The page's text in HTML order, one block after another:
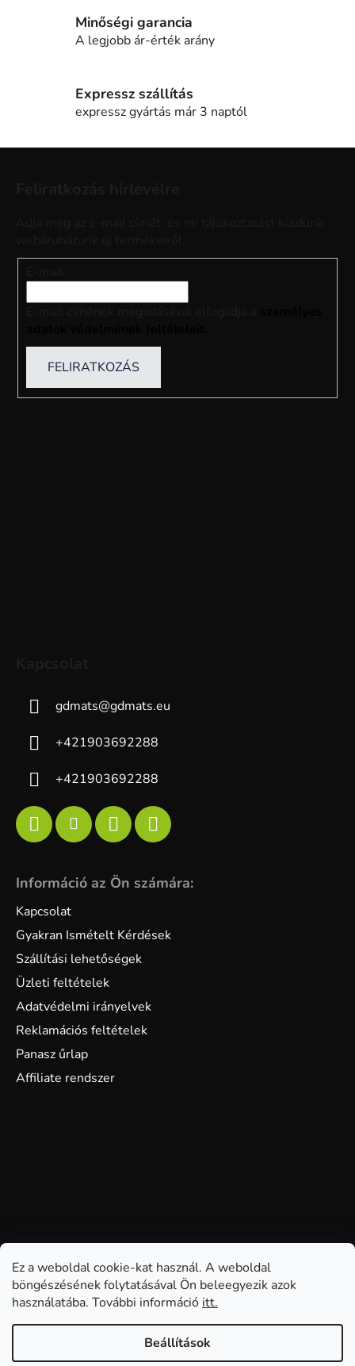
Ez a weboldal cookie-kat használ. A weboldal
böngészésének folytatásával Ön beleegyezik azok
használatába. További információ itt.
Beállítások
t
á
l
e
e
Minőségi garancia
A legjobb ár-érték arány
Expressz szállítás
expressz gyártás már 3 naptól
FELIRATKOZÁS
gdmats@gdmats.eu
+421903692288
+421903692288
Információ az Ön számára:
Kapcsolat
Gyakran Ismételt Kérdések
Szállítási lehetőségek
Üzleti feltételek
Adatvédelmi irányelvek
Reklamációs feltételek
Panasz űrlap
Affiliate rendszer